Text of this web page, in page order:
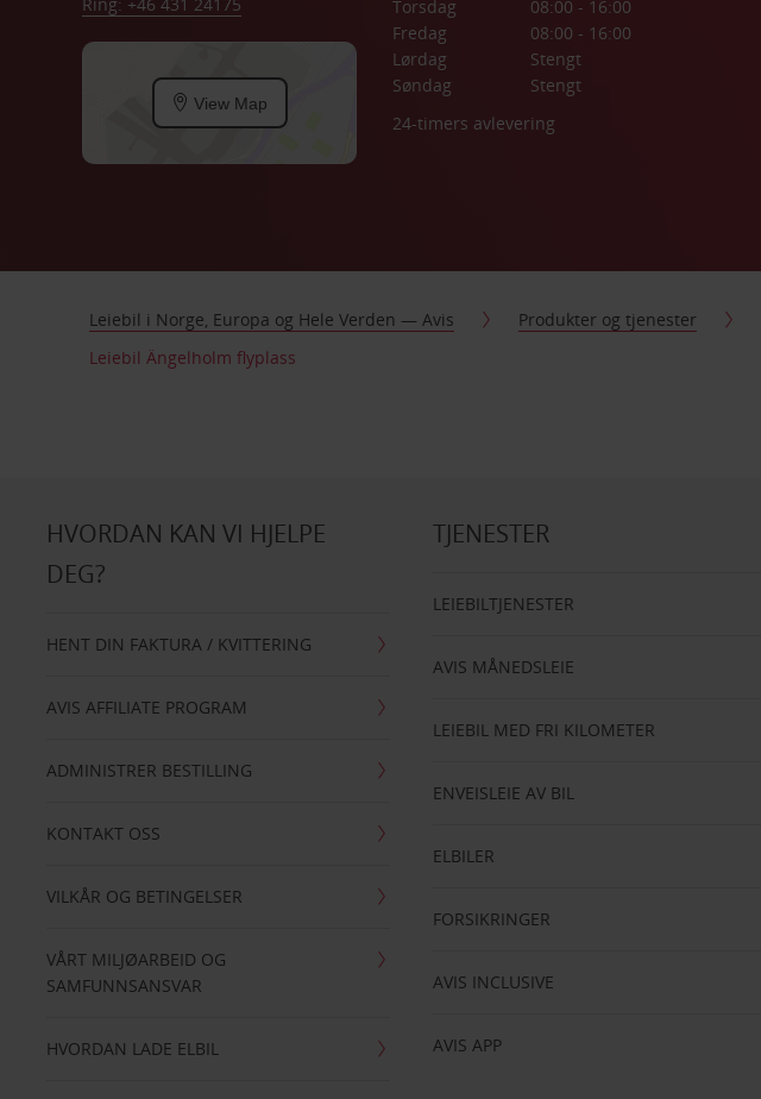
View Map
Torsdag
08:00 - 16:00
Fredag
08:00 - 16:00
Lørdag
Stengt
Søndag
Stengt
24-timers avlevering
Leiebil i Norge, Europa og Hele Verden — Avis Produkter og tjenester
Leiebil Ängelholm flyplass
HVORDAN KAN VI HJELPE
DEG?
HENT DIN FAKTURA / KVITTERING
AVIS AFFILIATE PROGRAM
ADMINISTRER BESTILLING
KONTAKT OSS
VILKÅR OG BETINGELSER
VÅRT MILJØARBEID OG
SAMFUNNSANSVAR
HVORDAN LADE ELBIL
TJENESTER
LEIEBILTJENESTER
AVIS MÅNEDSLEIE
LEIEBIL MED FRI KILOMETER
ENVEISLEIE AV BIL
ELBILER
FORSIKRINGER
AVIS INCLUSIVE
AVIS APP